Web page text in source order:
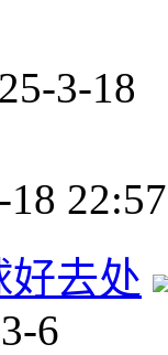
3-18
18 22:57
好去处
6